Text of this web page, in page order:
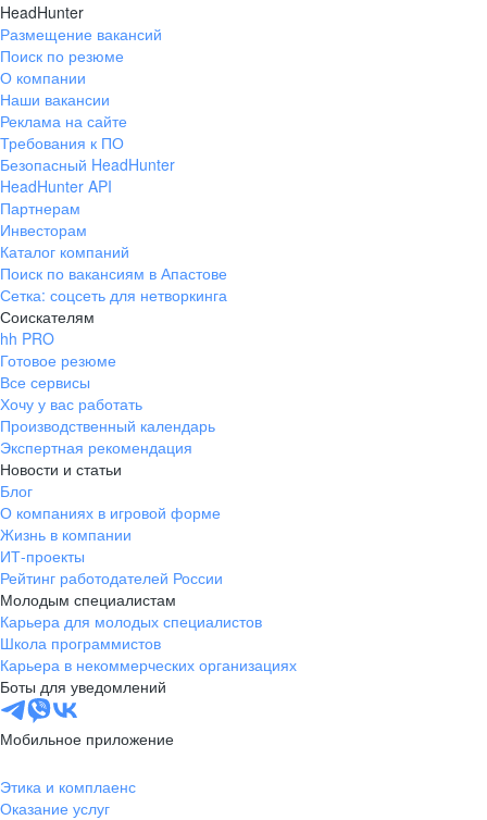
HeadHunter
Размещение вакансий
Поиск по резюме
О компании
Наши вакансии
Реклама на сайте
Требования к ПО
Безопасный HeadHunter
HeadHunter API
Партнерам
Инвесторам
Каталог компаний
Поиск по вакансиям в Апастове
Сетка: соцсеть для нетворкинга
Соискателям
hh PRO
Готовое резюме
Все сервисы
Хочу у вас работать
Производственный календарь
Экспертная рекомендация
Новости и статьи
Блог
О компаниях в игровой форме
Жизнь в компании
ИТ-проекты
Рейтинг работодателей России
Молодым специалистам
Карьера для молодых специалистов
Школа программистов
Карьера в некоммерческих организациях
Боты для уведомлений
Мобильное приложение
Этика и комплаенс
Оказание услуг